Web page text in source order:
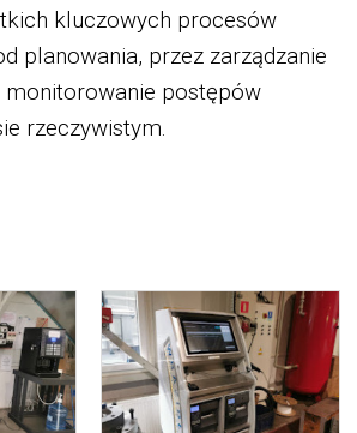
kluczowych procesów
planowania, przez zarządzanie
monitorowanie postępów
rzeczywistym.